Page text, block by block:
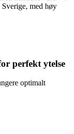
med høy
perfekt ytelse
optimalt